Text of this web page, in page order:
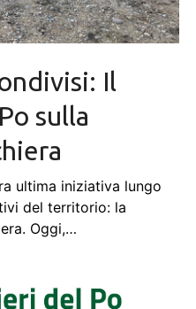
Il
sulla
ultima iniziativa lungo
del territorio: la
Oggi,…